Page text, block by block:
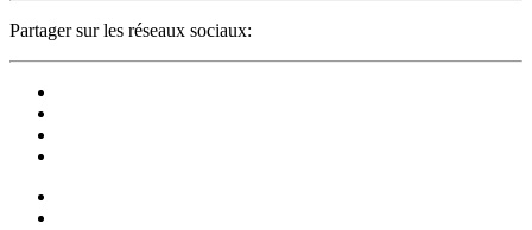
Partager sur les réseaux sociaux: